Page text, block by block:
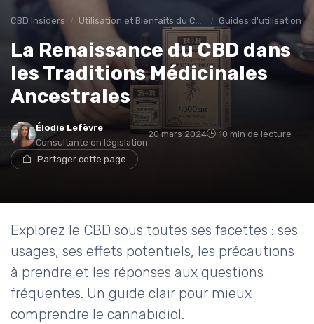
CBD Insiders Utilisation et Bienfaits du CBD Guides d'utilisation
La Renaissance du CBD dans
les Traditions Médicinales
Ancestrales
Élodie Lefèvre
Consultante en législation
20 mars 2024 10 min de lecture
Partager cette page
Explorez le CBD sous toutes ses facettes : ses
usages, ses effets potentiels, les précautions
à prendre et les réponses aux questions
fréquentes. Un guide clair pour mieux
comprendre le cannabidiol.